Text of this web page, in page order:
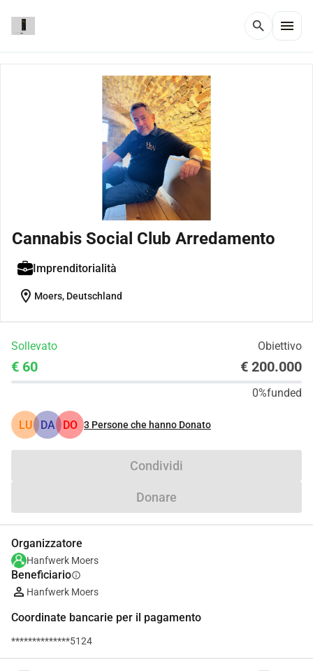
search menu
Cannabis Social Club Arredamento
Imprenditorialità
location_on Moers, Deutschland
Sollevato Obiettivo
€ 60 € 200.000
0%funded
LU DA DO 3 Persone che hanno Donato
Condividi
Donare
Organizzatore
Hanfwerk Moers
Beneficiarioinfo
Hanfwerk Moers
Coordinate bancarie per il pagamento
**************5124